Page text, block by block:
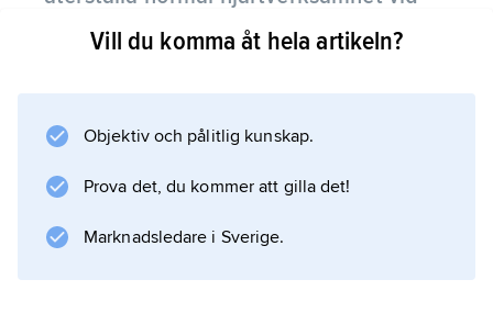
vissa hjärtrytmrubbningar; se
defibrillering.
Information om artikeln
Vill du komma åt hela artikeln?
Objektiv och pålitlig kunskap.
Prova det, du kommer att gilla det!
Marknadsledare i Sverige.